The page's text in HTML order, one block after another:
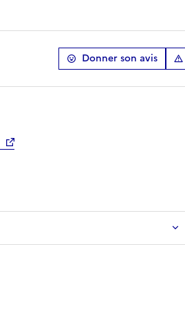
Donner son avis